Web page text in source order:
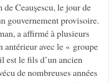
Ceauşescu, le jour de
gouvernement provisoire.
a affirmé à plusieurs
antérieur avec le « groupe
est le fils d’un ancien
de nombreuses années